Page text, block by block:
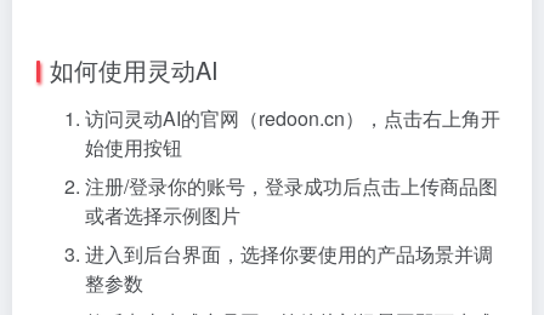
如何使用灵动AI
访问灵动AI的官网（redoon.cn），点击右上角开
始使用按钮
注册/登录你的账号，登录成功后点击上传商品图
或者选择示例图片
进入到后台界面，选择你要使用的产品场景并调
整参数